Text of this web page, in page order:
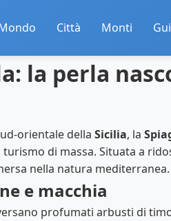
Città Monti
la perla
orientale della Sicilia, la
di massa. Situata a
nella natura mediterranea.
e macchia
profumati arbusti di